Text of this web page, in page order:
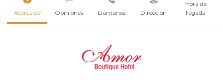
Acerca de Opiniones Llámanos Dirección
Hora de
llegada